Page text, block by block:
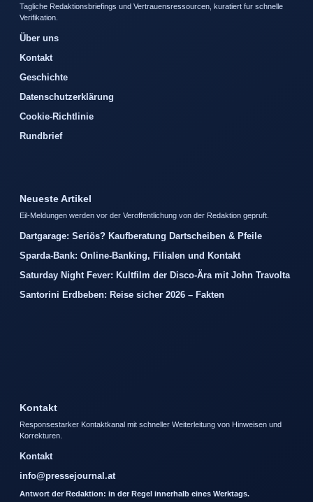
Tagliche Redaktionsbriefings und Vertrauensressourcen, kuratiert fur schnelle
Verifikation.
Über uns
Kontakt
Geschichte
Datenschutzerklärung
Cookie-Richtlinie
Rundbrief
Neueste Artikel
Eil-Meldungen werden vor der Veroffentlichung von der Redaktion gepruft.
Dartgarage: Seriös? Kaufberatung Dartscheiben & Pfeile
Sparda-Bank: Online-Banking, Filialen und Kontakt
Saturday Night Fever: Kultfilm der Disco-Ära mit John Travolta
Santorini Erdbeben: Reise sicher 2026 – Fakten
Kontakt
Responsestarker Kontaktkanal mit schneller Weiterleitung von Hinweisen und
Korrekturen.
Kontakt
info@pressejournal.at
Antwort der Redaktion: in der Regel innerhalb eines Werktags.